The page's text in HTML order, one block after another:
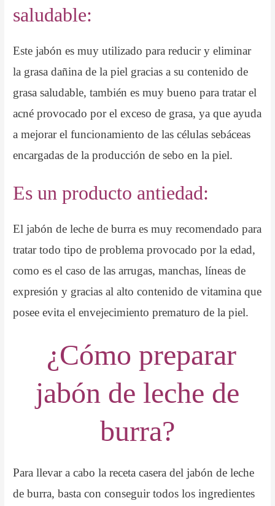
saludable:
Este jabón es muy utilizado para reducir y eliminar
la grasa dañina de la piel gracias a su contenido de
grasa saludable, también es muy bueno para tratar el
acné provocado por el exceso de grasa, ya que ayuda
a mejorar el funcionamiento de las células sebáceas
encargadas de la producción de sebo en la piel.
Es un producto antiedad:
El jabón de leche de burra es muy recomendado para
tratar todo tipo de problema provocado por la edad,
como es el caso de las arrugas, manchas, líneas de
expresión y gracias al alto contenido de vitamina que
posee evita el envejecimiento prematuro de la piel.
¿Cómo preparar
jabón de leche de
burra?
Para llevar a cabo la receta casera del jabón de leche
de burra, basta con conseguir todos los ingredientes